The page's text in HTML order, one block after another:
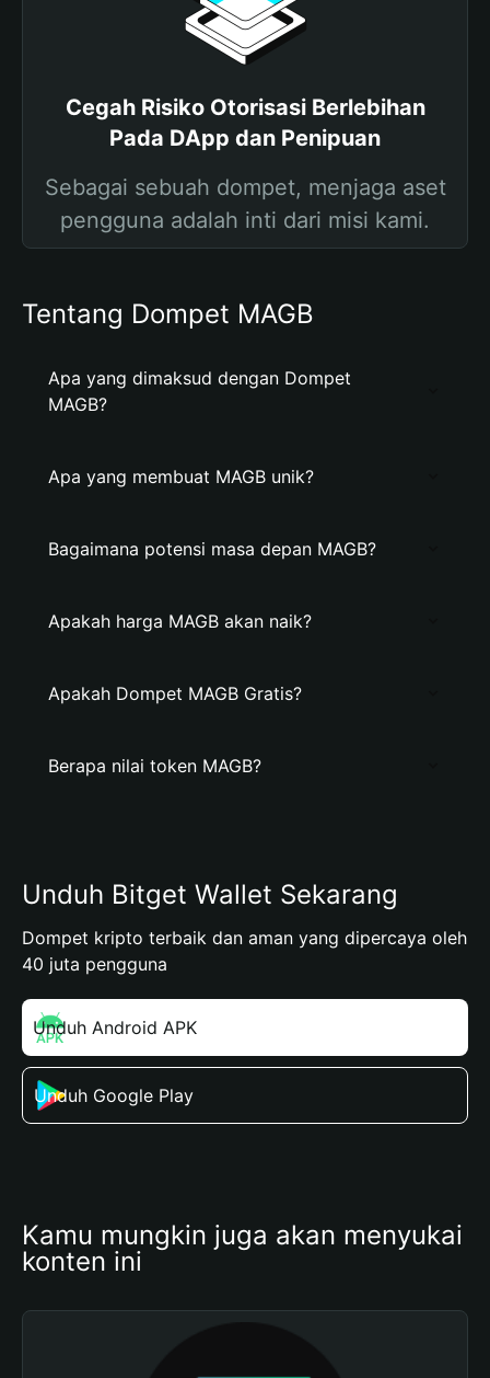
Cegah Risiko Otorisasi Berlebihan
Pada DApp dan Penipuan
Sebagai sebuah dompet, menjaga aset
pengguna adalah inti dari misi kami.
Tentang Dompet MAGB
Apa yang dimaksud dengan Dompet
MAGB?
Apa yang membuat MAGB unik?
Bagaimana potensi masa depan MAGB?
Apakah harga MAGB akan naik?
Apakah Dompet MAGB Gratis?
Berapa nilai token MAGB?
Unduh Bitget Wallet Sekarang
Dompet kripto terbaik dan aman yang dipercaya oleh
40 juta pengguna
Unduh Android APK
Unduh Google Play
Kamu mungkin juga akan menyukai
konten ini